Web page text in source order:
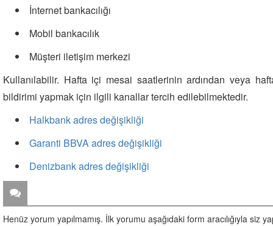
İnternet bankacılığı
Mobil bankacılık
Müşteri iletişim merkezi
Kullanılabilir. Hafta içi mesai saatlerinin ardından veya
bildirimi yapmak için ilgili kanallar tercih edilebilmektedir.
Halkbank adres değişikliği
Garanti BBVA adres değişikliği
Denizbank adres değişikliği
Henüz yorum yapılmamış. İlk yorumu aşağıdaki form aracılığıyla siz